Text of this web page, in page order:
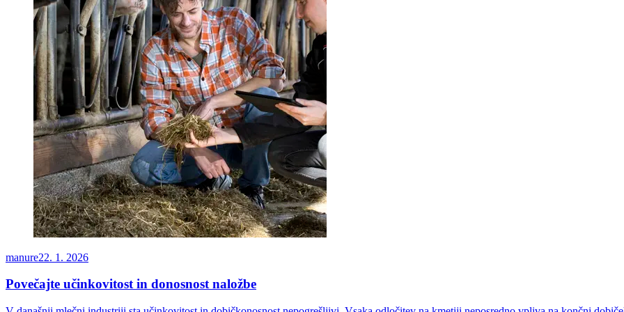
manure22. 1. 2026
Povečajte učinkovitost in donosnost naložbe